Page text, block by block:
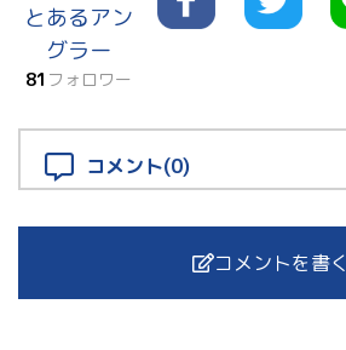
とあるアン
グラー
81 フォロワー
コメント(0)
コメントを書く